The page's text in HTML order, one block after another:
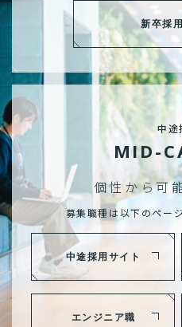
新卒採
中途
MID-
個性から可
募集職種は以下のペー
中途採用サイト
エンジニア職